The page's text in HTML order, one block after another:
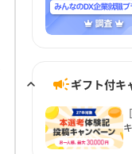
ギフト付キ